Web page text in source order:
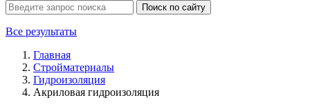
Поиск по сайту
Все результаты
Главная
Стройматериалы
Гидроизоляция
Акриловая гидроизоляция